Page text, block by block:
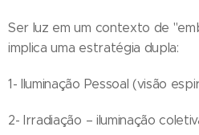
Ser luz em um contexto de
implica uma estratégia dupla:
1- Iluminação Pessoal (visão
2- Irradiação – iluminação